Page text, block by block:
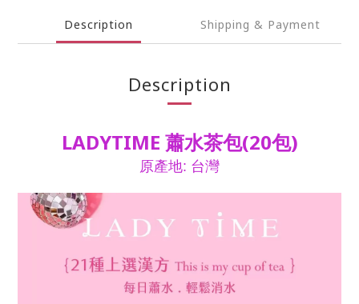
Description Shipping & Payment
Description
LADYTIME 蕭水茶包(20包)
原產地: 台灣